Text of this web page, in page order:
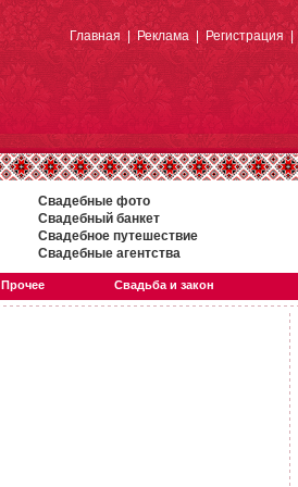
Главная|Реклама|Регистрация|
Свадебные фото
Свадебный банкет
Свадебное путешествие
Свадебные агентства
Прочее Свадьба и закон